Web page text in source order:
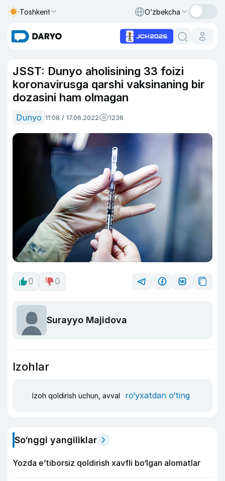
Toshkent O‘zbekcha
JSST: Dunyo aholisining 33 foizi
koronavirusga qarshi vaksinaning bir
dozasini ham olmagan
Dunyo 11:08 / 17.06.2022 1236
0 0
Surayyo Majidova
Izohlar
Izoh qoldirish uchun, avval ro‘yxatdan o‘ting
So‘nggi yangiliklar
Yozda e’tiborsiz qoldirish xavfli bo‘lgan alomatlar